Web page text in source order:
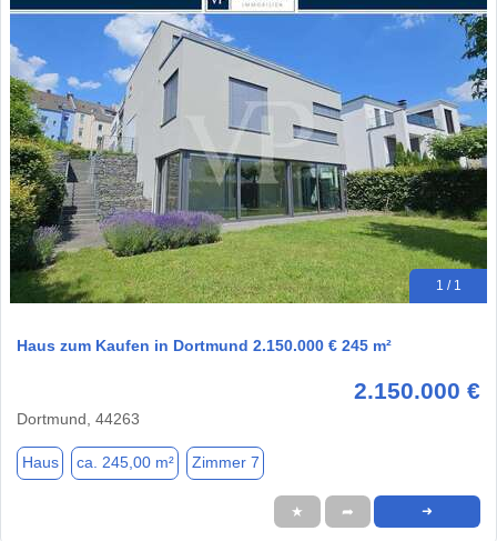
1 / 1
Haus zum Kaufen in Dortmund 2.150.000 € 245 m²
2.150.000 €
Dortmund, 44263
Haus ca. 245,00 m² Zimmer 7
★ ➦ ➜